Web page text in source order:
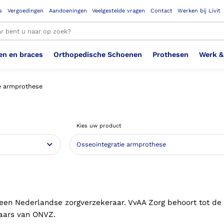
Vergoedingen Aandoeningen Veelgestelde vragen Contact Werken bij Livit
Kousen (klasse 2)
3D geprinte steunzolen
en braces
Been Knie
Hoofd Nek
Orthopedische Schoenen
Orthopedische Schoenen OSA
Badschoenen
Prothesen
Bovenbeenprothese
Hand & Vinger prothese
Werk
Werknemer
armprothese
Kies uw product
Nederlandse zorgverzekeraar. VvAA Zorg behoort tot de
van ONVZ.